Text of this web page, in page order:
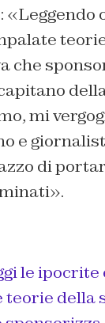
«Leggendo
che
mi
e
di
le ipocrite
della